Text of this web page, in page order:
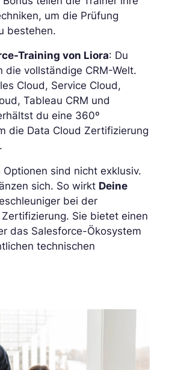
um die Prüfung
bestehen.
Training von Liora: Du
die vollständige CRM-Welt.
Cloud, Service Cloud,
Tableau CRM und
du eine 360º
die Data Cloud Zertifizierung
sind nicht exklusiv.
sich. So wirkt Deine
bei der
Sie bietet einen
das Salesforce-Ökosystem
technischen